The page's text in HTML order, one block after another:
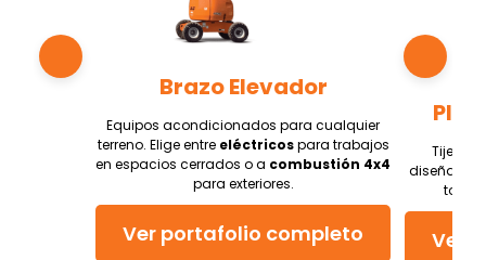
Brazo Elevador
Equipos acondicionados para cualquier
terreno. Elige entre eléctricospara trabajos
en espacios cerrados o a combustión 4x4
para exteriores.
Ver portafolio completo
Tijeras
diseñadas
Ver